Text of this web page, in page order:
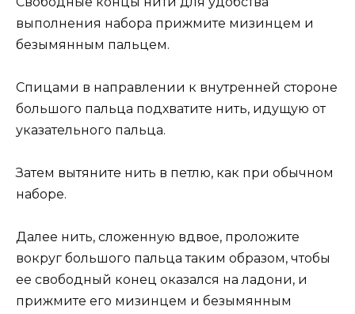
выполнения набора прижмите мизинцем и
безымянным пальцем.
Спицами в направлении к внутренней стороне
большого пальца подхватите нить, идущую от
указательного пальца.
Затем вытяните нить в петлю, как при обычном
наборе.
Далее нить, сложенную вдвое, проложите
вокруг большого пальца таким образом, чтобы
ее свободный конец оказался на ладони, и
прижмите его мизинцем и безымянным